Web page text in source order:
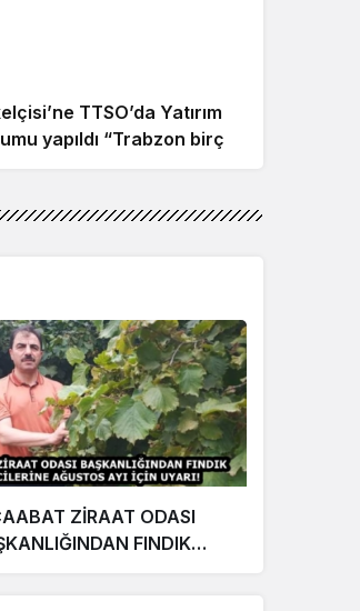
TTSO’da Yatırım
yapıldı “Trabzon birçok
ZİRAAT ODASI
FINDIK